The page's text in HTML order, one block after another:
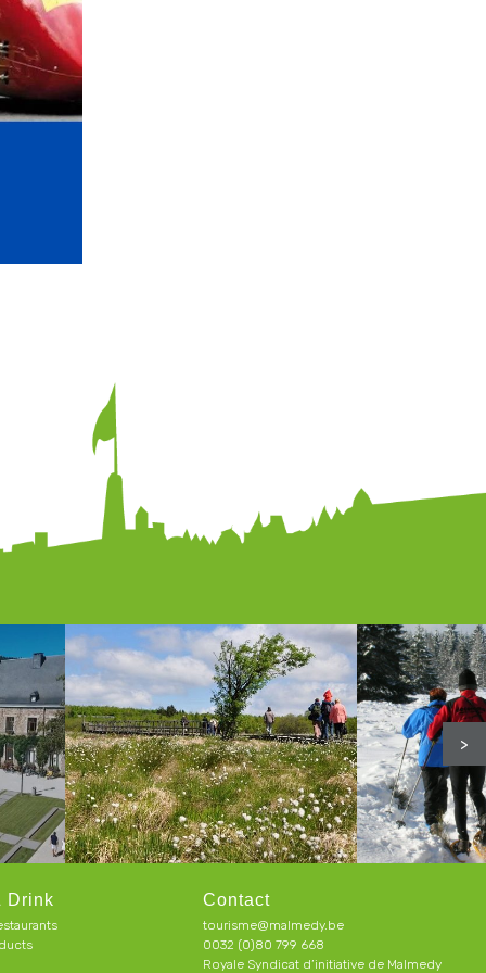
>
Drink Contact
tourisme@malmedy.be
0032 (0)80 799 668
Royale Syndicat d’initiative de Malmedy